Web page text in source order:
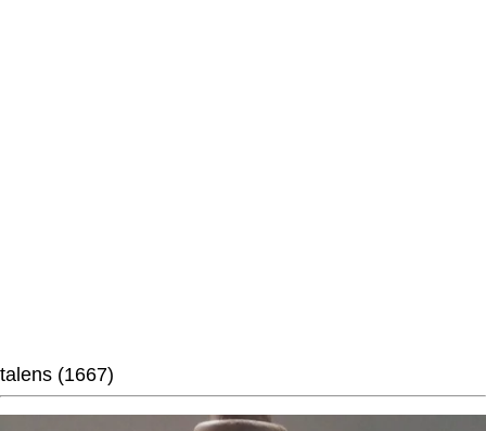
talens (1667)